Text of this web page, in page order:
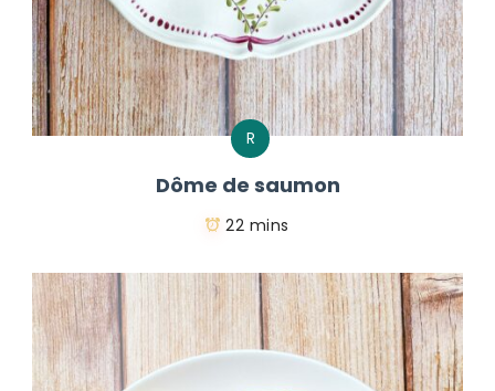
R
Dôme de saumon
22 mins